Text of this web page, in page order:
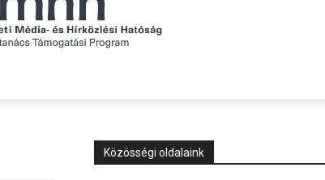
Közösségi oldalaink